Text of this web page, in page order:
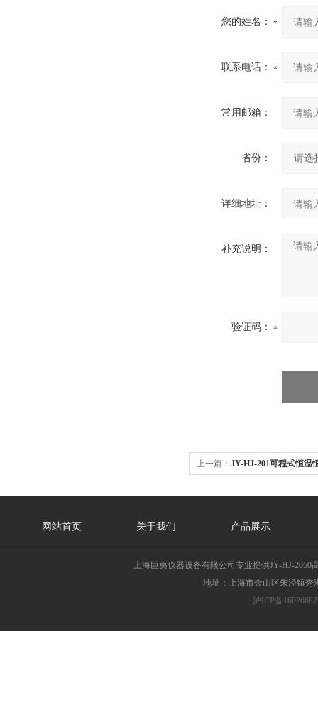
您的姓名：
联系电话：
常用邮箱：
省份：
详细地址：
补充说明：
验证码：
上一篇： JY-HJ-201可程式恒温
网站首页 关于我们 产品展示
上海巨夷仪器设备有限公司专业提供JY-HJ-
地址：上海市金山区朱泾镇秀
沪ICP备